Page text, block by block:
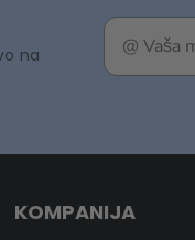
na
KOMPANIJA